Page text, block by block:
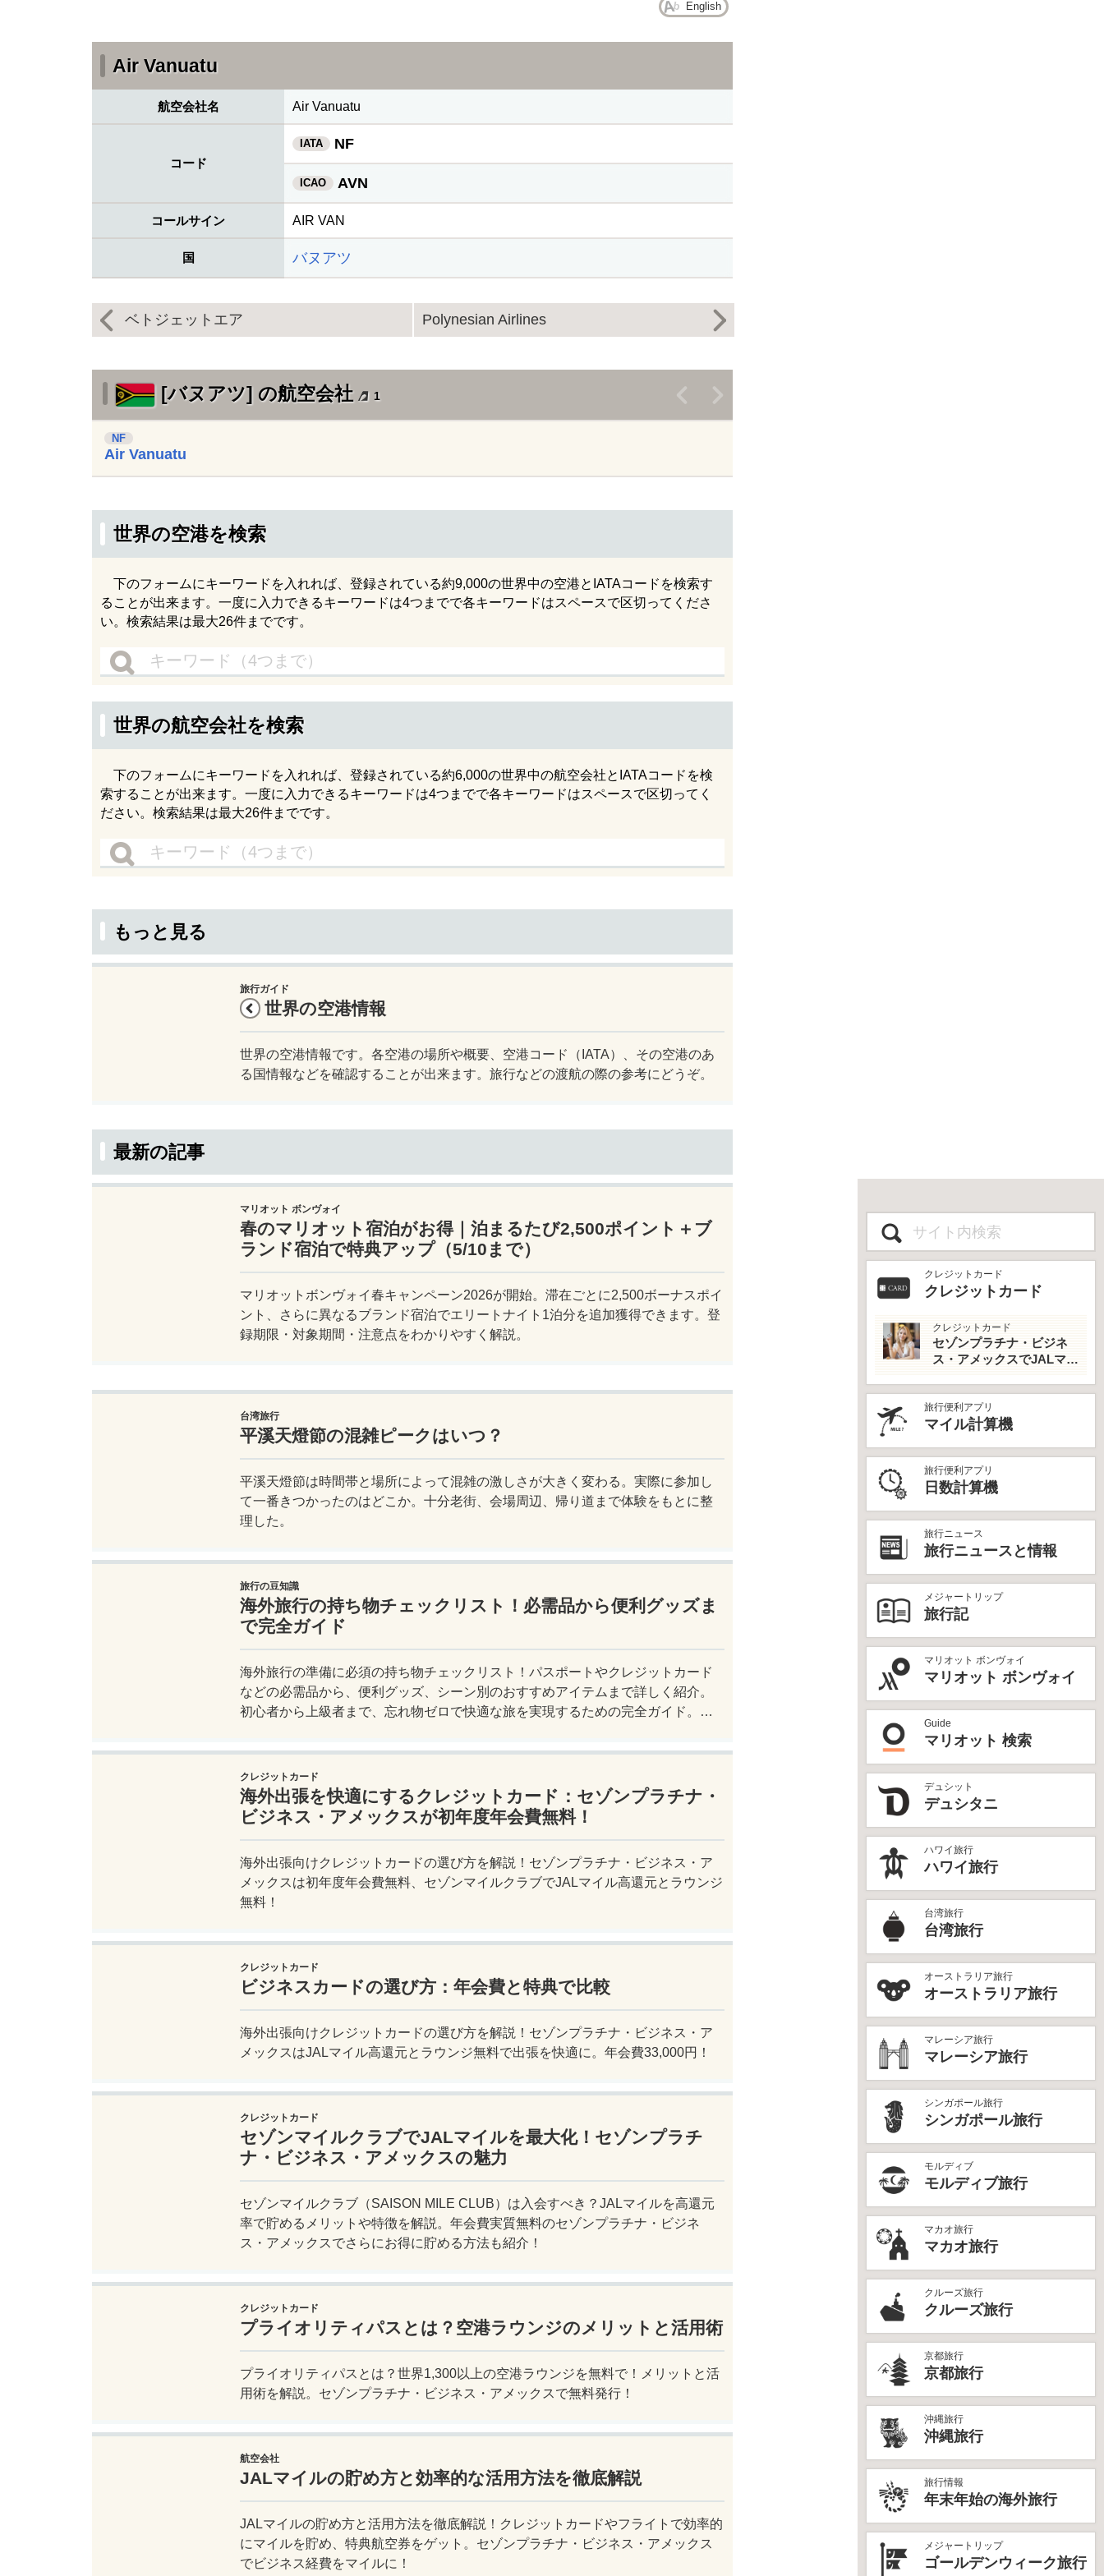
English
Air Vanuatu
航空会社名 Air Vanuatu
コード
IATA NF
ICAO AVN
コールサイン AIR VAN
国 バヌアツ
ベトジェットエア Polynesian Airlines
[バヌアツ] の航空会社 1
NF
Air Vanuatu
世界の空港を検索
下のフォームにキーワードを入れれば、登録されている約9,000の世界中の空港とIATAコードを検索す
ることが出来ます。一度に入力できるキーワードは4つまでで各キーワードはスペースで区切ってくださ
い。検索結果は最大26件までです。
世界の航空会社を検索
下のフォームにキーワードを入れれば、登録されている約6,000の世界中の航空会社とIATAコードを検
索することが出来ます。一度に入力できるキーワードは4つまでで各キーワードはスペースで区切ってく
ださい。検索結果は最大26件までです。
もっと見る
旅行ガイド
世界の空港情報
世界の空港情報です。各空港の場所や概要、空港コード（IATA）、その空港のあ
る国情報などを確認することが出来ます。旅行などの渡航の際の参考にどうぞ。
最新の記事
マリオット ボンヴォイ
春のマリオット宿泊がお得｜泊まるたび2,500ポイント＋ブ
ランド宿泊で特典アップ（5/10まで）
マリオットボンヴォイ春キャンペーン2026が開始。滞在ごとに2,500ボーナスポイ
ント、さらに異なるブランド宿泊でエリートナイト1泊分を追加獲得できます。登
録期限・対象期間・注意点をわかりやすく解説。
台湾旅行
平溪天燈節の混雑ピークはいつ？
平溪天燈節は時間帯と場所によって混雑の激しさが大きく変わる。実際に参加し
て一番きつかったのはどこか。十分老街、会場周辺、帰り道まで体験をもとに整
理した。
旅行の豆知識
海外旅行の持ち物チェックリスト！必需品から便利グッズま
で完全ガイド
海外旅行の準備に必須の持ち物チェックリスト！パスポートやクレジットカード
などの必需品から、便利グッズ、シーン別のおすすめアイテムまで詳しく紹介。
初心者から上級者まで、忘れ物ゼロで快適な旅を実現するための完全ガイド。メ
クレジットカード
海外出張を快適にするクレジットカード：セゾンプラチナ・
ビジネス・アメックスが初年度年会費無料！
海外出張向けクレジットカードの選び方を解説！セゾンプラチナ・ビジネス・ア
メックスは初年度年会費無料、セゾンマイルクラブでJALマイル高還元とラウンジ
無料！
クレジットカード
ビジネスカードの選び方：年会費と特典で比較
海外出張向けクレジットカードの選び方を解説！セゾンプラチナ・ビジネス・ア
メックスはJALマイル高還元とラウンジ無料で出張を快適に。年会費33,000円！
クレジットカード
セゾンマイルクラブでJALマイルを最大化！セゾンプラチ
ナ・ビジネス・アメックスの魅力
セゾンマイルクラブ（SAISON MILE CLUB）は入会すべき？JALマイルを高還元
率で貯めるメリットや特徴を解説。年会費実質無料のセゾンプラチナ・ビジネ
ス・アメックスでさらにお得に貯める方法も紹介！
クレジットカード
プライオリティパスとは？空港ラウンジのメリットと活用術
プライオリティパスとは？世界1,300以上の空港ラウンジを無料で！メリットと活
用術を解説。セゾンプラチナ・ビジネス・アメックスで無料発行！
航空会社
JALマイルの貯め方と効率的な活用方法を徹底解説
JALマイルの貯め方と活用方法を徹底解説！クレジットカードやフライトで効率的
にマイルを貯め、特典航空券をゲット。セゾンプラチナ・ビジネス・アメックス
でビジネス経費をマイルに！
クレジットカード
クレジットカード
クレジットカード
セゾンプラチナ・ビジネ
ス・アメックスでJALマイ
を最大活用！
旅行便利アプリ
マイル計算機
旅行便利アプリ
日数計算機
旅行ニュース
旅行ニュースと情報
メジャートリップ
旅行記
マリオット ボンヴォイ
マリオット ボンヴォイ
Guide
マリオット 検索
デュシット
デュシタニ
ハワイ旅行
ハワイ旅行
台湾旅行
台湾旅行
オーストラリア旅行
オーストラリア旅行
マレーシア旅行
マレーシア旅行
シンガポール旅行
シンガポール旅行
モルディブ
モルディブ旅行
マカオ旅行
マカオ旅行
クルーズ旅行
クルーズ旅行
京都旅行
京都旅行
沖縄旅行
沖縄旅行
旅行情報
年末年始の海外旅行
メジャートリップ
ゴールデンウィーク旅行